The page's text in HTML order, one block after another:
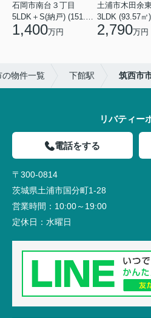
石岡市南台３丁目
5LDK＋S(納戸) (151.80㎡)
1,400万円
3LDK (93.57㎡)
2,790万円
の物件一覧 下館駅 筑西市
リバティー
電話をする
〒300-0814
茨城県土浦市国分町1-28
営業時間： 10:00～19:00
定休日： 水曜日